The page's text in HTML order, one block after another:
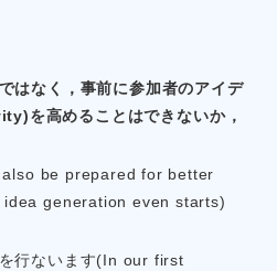
はなく，事前に参加者のアイデ
を高めることはできないか，
be prepared for better
idea generation even starts)
行ないます(In our first